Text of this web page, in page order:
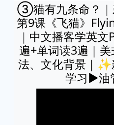
③猫有九条命？｜
第9课《飞猫》
｜中文播客学英
遍+单词读3遍｜
法、文化背景｜
学习►油